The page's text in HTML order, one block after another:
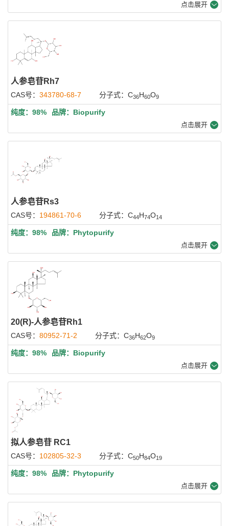
点击展开
人参皂苷Rh7
CAS号： 343780-68-7 分子式：C36H60O9
纯度：98% 品牌：Biopurify
点击展开
人参皂苷Rs3
CAS号： 194861-70-6 分子式：C44H74O14
纯度：98% 品牌：Phytopurify
点击展开
20(R)-人参皂苷Rh1
CAS号： 80952-71-2 分子式：C36H62O9
纯度：98% 品牌：Biopurify
点击展开
拟人参皂苷 RC1
CAS号： 102805-32-3 分子式：C50H84O19
纯度：98% 品牌：Phytopurify
点击展开